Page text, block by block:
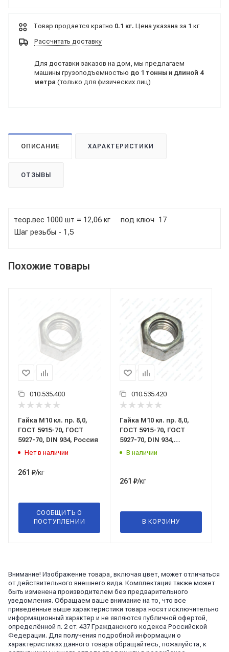
Товар продается кратно 0.1 кг. Цена указана за 1 кг
Рассчитать доставку
Для доставки заказов на дом, мы предлагаем
машины грузоподъемностью до 1 тонны и длиной 4
метра (только для физических лиц)
ОПИСАНИЕ ХАРАКТЕРИСТИКИ
ОТЗЫВЫ
теор.вес 1000 шт = 12,06 кг под ключ 17
Шаг резьбы - 1,5
Похожие товары
010.535.400
Гайка М10 кл. пр. 8,0,
ГОСТ 5915-70, ГОСТ
5927-70, DIN 934, Россия
Нет в наличии
261 ₽/кг
СООБЩИТЬ О
ПОСТУПЛЕНИИ
010.535.420
Гайка М10 кл. пр. 8,0,
ГОСТ 5915-70, ГОСТ
5927-70, DIN 934,
Беларусь
В наличии
261 ₽/кг
В КОРЗИНУ
Внимание! Изображение товара, включая цвет, может отличаться
от действительного внешнего вида. Комплектация также может
быть изменена производителем без предварительного
уведомления. Обращаем ваше внимание на то, что все
приведённые выше характеристики товара носят исключительно
информационный характер и не являются публичной офертой,
определённой п. 2 ст. 437 Гражданского кодекса Российской
Федерации. Для получения подробной информации о
характеристиках данного товара обращайтесь, пожалуйста, к